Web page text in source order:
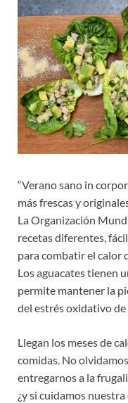
“Verano sano in
más frescas y
La Organización
recetas diferentes,
para combatir el calor
Los aguacates tienen
permite mantener la
del estrés oxidativo
Llegan los meses de
comidas. No
entregarnos a la
¿y si cuidamos